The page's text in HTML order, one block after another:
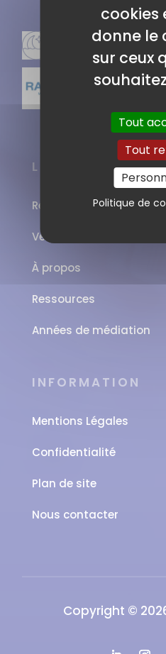
LIENS
Réserver une salle
Venir à Genopolys
À propos
Ressources
Années de médiation
INFORMATION
Mentions Légales
Confidentialité
Plan de site
Nous contacter
Copyright ©
cookies
donne le
sur ceux
Tout
Tout
Politique de